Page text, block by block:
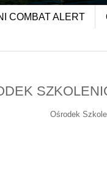
COMBAT ALERT
Ośrodek